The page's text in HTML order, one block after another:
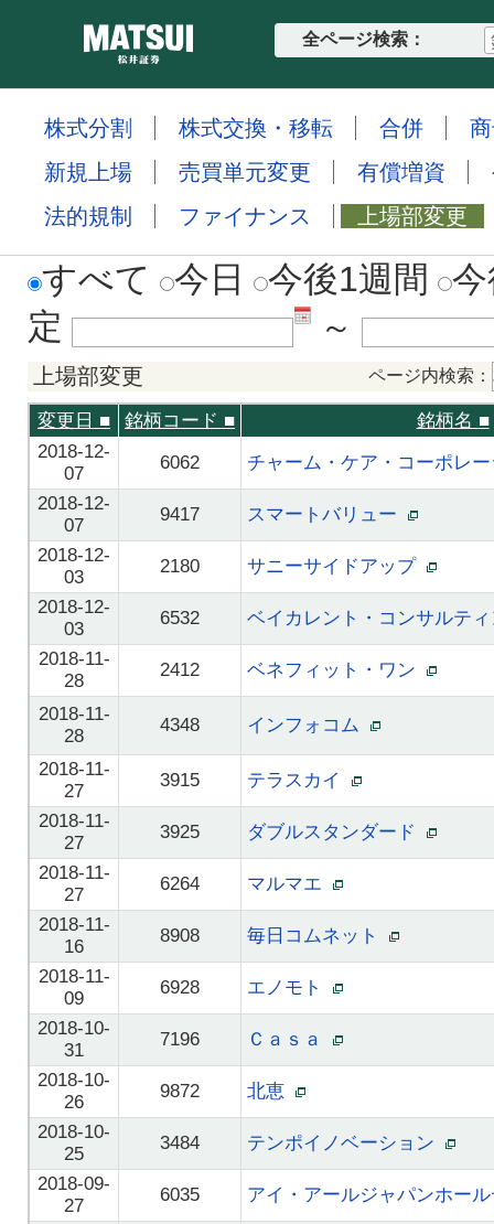
全ページ検索：
株式分割 株式交換・移転 合併
新規上場
売買単元変更 有償増資
法的規制
ファイナンス 上場部変更
すべて 今日 今後1週間
定
～
上場部変更 ページ内検索：
変更日 ■ 銘柄コード ■ 銘柄名 ■
2018-12-
07
6062
チャーム・ケア・コーポレ
2018-12-
07
9417
スマートバリュー
2018-12-
03
2180
サニーサイドアップ
2018-12-
03
6532
ベイカレント・コンサルテ
2018-11-
28
2412 ベネフィット・ワン
2018-11-
28
4348 インフォコム
2018-11-
27
3915
テラスカイ
2018-11-
27
3925
ダブルスタンダード
2018-11-
27
6264
マルマエ
2018-11-
16
8908
毎日コムネット
2018-11-
09
6928
エノモト
2018-10-
31
7196
Ｃａｓａ
2018-10-
26
9872
北恵
2018-10-
25
3484
テンポイノベーション
2018-09-
27
6035
アイ・アールジャパンホー